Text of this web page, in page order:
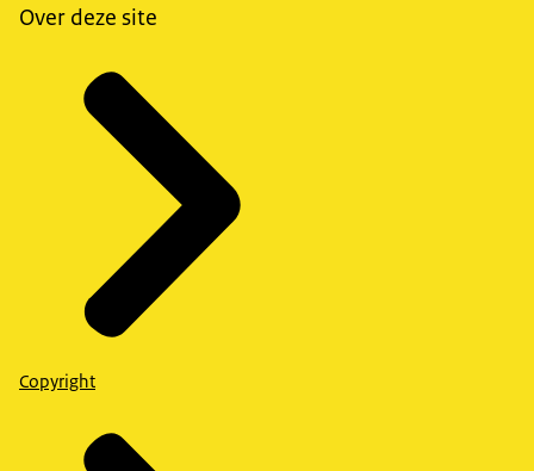
Over deze site
Copyright